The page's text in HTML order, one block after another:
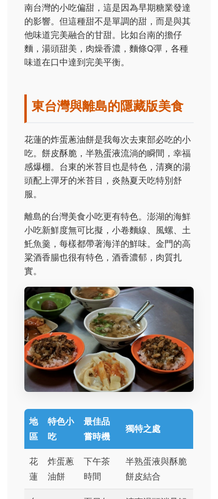
南台灣的小吃偏甜，這是因為早期糖業發達
的影響。但這種甜不是單調的甜，而是與其
他味道完美融合的甘甜。比如台南的擔仔
麵，湯頭甜美，肉燥香濃，麵條Q彈，各種
味道在口中達到完美平衡。
東台灣與離島的隱藏版美食
花蓮的炸蛋蔥油餅是我每次去東部必吃的小
吃。餅皮酥脆，半熟蛋液流淌的瞬間，幸福
感爆棚。台東的米苔目也是特色，清爽的湯
頭配上彈牙的米苔目，炎熱夏天吃特別舒
服。
離島的台灣美食小吃更有特色。澎湖的海鮮
小吃新鮮度無可比擬，小卷麵線、風螺、土
魠魚羹，每樣都帶著海洋的鮮味。金門的高
粱酒香腸也很有特色，酒香濃郁，肉質扎
實。
地
區
特色小
吃
最佳品
嘗時機
獨特之處
花
蓮
炸蛋蔥
油餅
下午茶
時間
半熟蛋液與酥脆
餅皮結合